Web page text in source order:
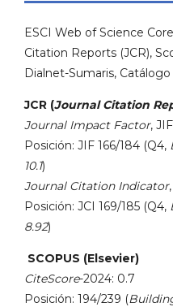
ESCI Web of Science
Citation Reports (JCR),
Dialnet-Sumaris,
JCR (Journal Citation
Journal Impact Factor,
Posición: JIF 166/184 (Q4,
10.1)
Journal Citation Indicator
Posición: JCI 169/185 (Q4,
8.92)
SCOPUS (Elsevier)
CiteScore-2024: 0.7
Posición: 194/239 (